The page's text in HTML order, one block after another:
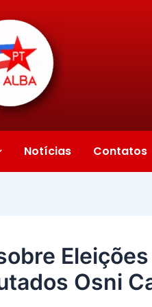
Notícias Contatos
Osni